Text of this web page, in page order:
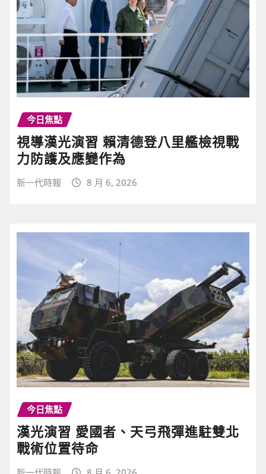
今日焦點
視導漢光演習 賴清德登八里艦檢視戰
力防護及應變作為
新一代時報 8 月 6, 2026
今日焦點
漢光演習 愛國者、天弓飛彈進駐雙北
戰術位置待命